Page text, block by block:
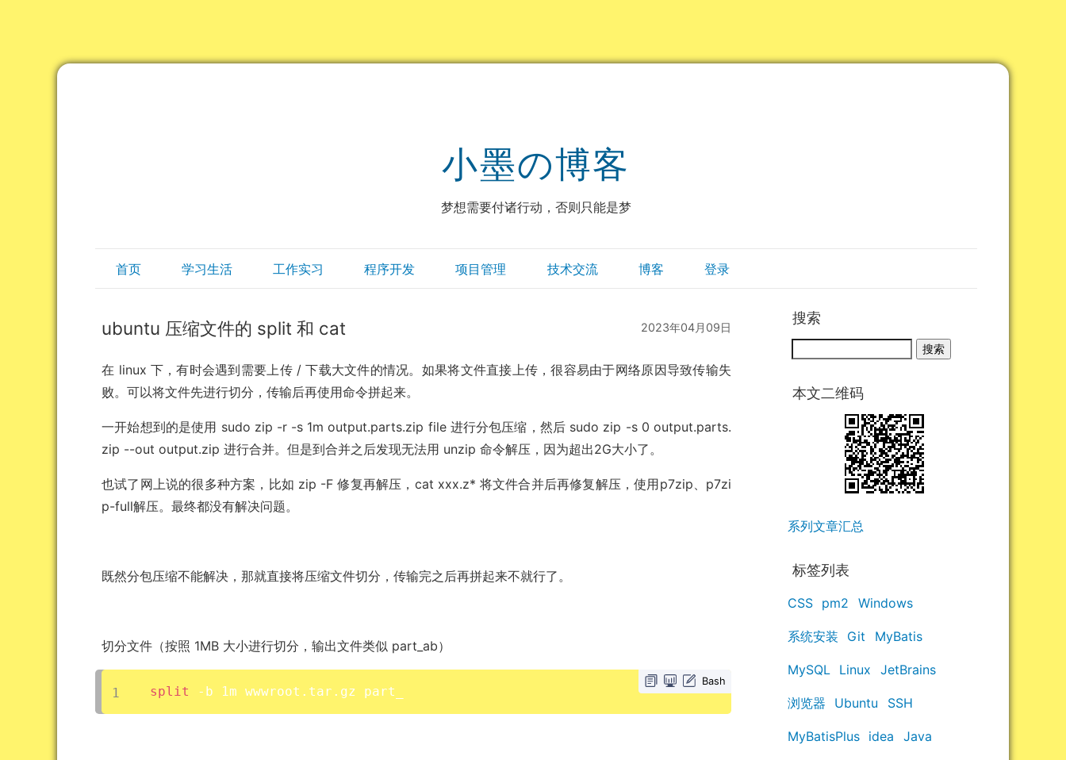
小墨の博客
梦想需要付诸行动，否则只能是梦
首页 学习生活 工作实习 程序开发 项目管理 技术交流 博客 登录
2023年04月09日
ubuntu 压缩文件的 split 和 cat
在 linux 下，有时会遇到需要上传 / 下载大文件的情况。如果将文件直接上传，很容易由于网络原因导致传输失
败。可以将文件先进行切分，传输后再使用命令拼起来。
一开始想到的是使用 sudo zip -r -s 1m output.parts.zip file 进行分包压缩，然后 sudo zip -s 0 output.parts.
zip --out output.zip 进行合并。但是到合并之后发现无法用 unzip 命令解压，因为超出2G大小了。
也试了网上说的很多种方案，比如 zip -F 修复再解压，cat xxx.z* 将文件合并后再修复解压，使用p7zip、p7zi
p-full解压。最终都没有解决问题。
既然分包压缩不能解决，那就直接将压缩文件切分，传输完之后再拼起来不就行了。
切分文件（按照 1MB 大小进行切分，输出文件类似 part_ab）
Bash
split -b 1m wwwroot.tar.gz part_
搜索
本文二维码
系列文章汇总
标签列表
CSS pm2 Windows
系统安装 Git MyBatis
MySQL Linux JetBrains
浏览器 Ubuntu SSH
MyBatisPlus idea Java